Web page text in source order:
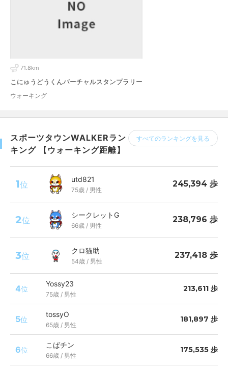
71.8km
こにゅうどうくんバーチャルスタンプラリー
ウォーキング
スポーツタウンWALKERラン
キング 【ウォーキング距離】
すべてのランキングを見る
1位
utd821
75歳 / 男性
245,394 歩
2位
シークレットG
66歳 / 男性
238,796 歩
3位
クロ猫助
54歳 / 男性
237,418 歩
4位
Yossy23
75歳 / 男性
213,611 歩
5位
tossyO
65歳 / 男性
181,897 歩
6位
こばチン
66歳 / 男性
175,535 歩